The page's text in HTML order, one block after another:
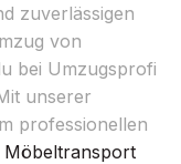
zuverlässigen
von
bei Umzugsprofi
unserer
professionellen
Möbeltransport